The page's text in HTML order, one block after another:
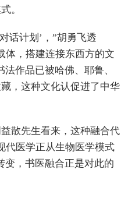
。
话计划’，”胡勇飞透
体，搭建连接东西方的文
作品已被哈佛、耶鲁、
，这种文化认促进了中华
散先生看来，这种融合代
代医学正从生物医学模式
变，书医融合正是对此的